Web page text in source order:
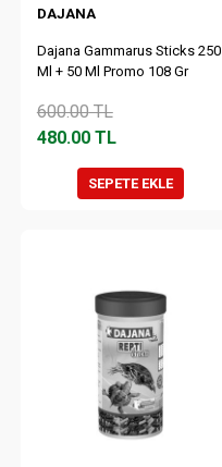
DAJANA
Dajana Gammarus Sticks 250
Ml + 50 Ml Promo 108 Gr
600.00TL
480.00TL
SEPETE EKLE